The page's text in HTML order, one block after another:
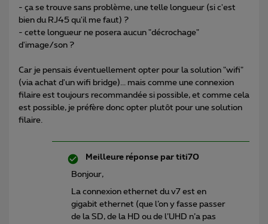
- ça se trouve sans problème, une telle longueur (si c'est
bien du RJ45 qu'il me faut) ?
- cette longueur ne posera aucun "décrochage"
d'image/son ?
Car je pensais éventuellement opter pour la solution "wifi"
(via achat d'un wifi bridge)... mais comme une connexion
filaire est toujours recommandée si possible, et comme cela
est possible, je préfère donc opter plutôt pour une solution
filaire.
Meilleure réponse par titi70
Bonjour,
La connexion ethernet du v7 est en
gigabit ethernet (que l’on y fasse passer
de la SD, de la HD ou de l’UHD n’a pas